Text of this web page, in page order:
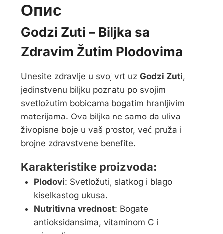
Опис
Godzi Zuti – Biljka sa
Zdravim Žutim Plodovima
Unesite zdravlje u svoj vrt uz Godzi Zuti,
jedinstvenu biljku poznatu po svojim
svetložutim bobicama bogatim hranljivim
materijama. Ova biljka ne samo da uliva
živopisne boje u vaš prostor, već pruža i
brojne zdravstvene benefite.
Karakteristike proizvoda:
Plodovi: Svetložuti, slatkog i blago
kiselkastog ukusa.
Nutritivna vrednost: Bogate
antioksidansima, vitaminom C i